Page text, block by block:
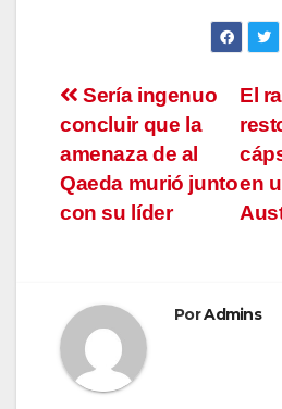
Navegación
de
entradas
El
en
Sería ingenuo
concluir que la
amenaza de al
Qaeda murió junto
con su líder
PorAdmins